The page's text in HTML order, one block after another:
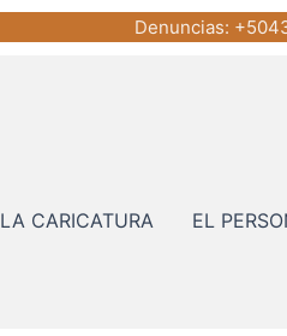
Denuncias:
LA CARICATURA EL